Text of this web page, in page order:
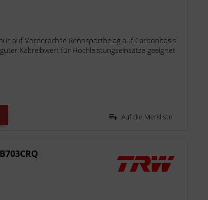
auf Vorderachse Rennsportbelag auf Carbonbasis
Kaltreibwert für Hochleistungseinsätze geeignet
Auf die Merkliste